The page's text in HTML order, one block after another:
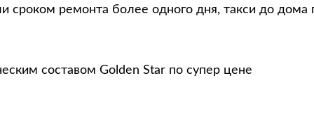
ремонта более одного дня, такси до дома
составом Golden Star по супер цене